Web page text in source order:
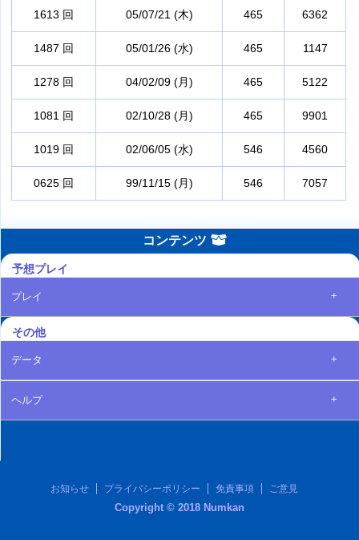
1613 回 05/07/21 (木) 465 6362
1487 回 05/01/26 (水) 465 1147
1278 回 04/02/09 (月) 465 5122
1081 回 02/10/28 (月) 465 9901
1019 回 02/06/05 (水) 546 4560
0625 回 99/11/15 (月) 546 7057
コンテンツ
予想プレイ
プレイ +
その他
データ +
ヘルプ +
お知らせ プライバシーポリシー 免責事項 ご意見
Copyright © 2018 Numkan